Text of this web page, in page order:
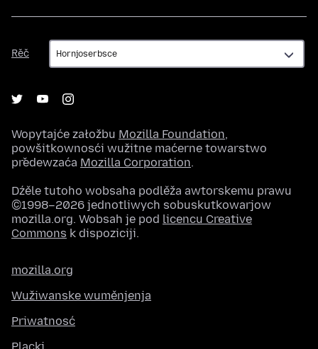
Rěč
Rěč
Wopytajće załožbu Mozilla Foundation,
powšitkownosći wužitne maćerne towarstwo
předewzaća Mozilla Corporation.
Dźěle tutoho wobsaha podlěža awtorskemu prawu
©1998–2026 jednotliwych sobuskutkowarjow
mozilla.org. Wobsah je pod licencu Creative
Commons k dispoziciji.
mozilla.org
Wužiwanske wuměnjenja
Priwatnosć